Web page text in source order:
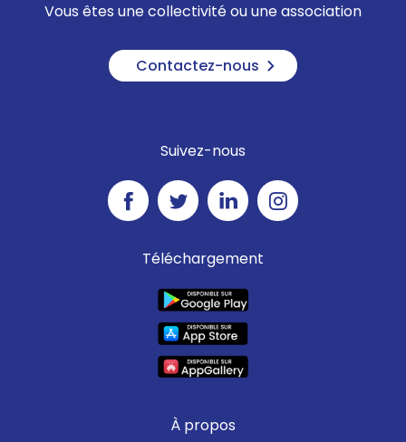
Vous êtes une collectivité ou une association
Contactez-nous
Suivez-nous
Téléchargement
À propos